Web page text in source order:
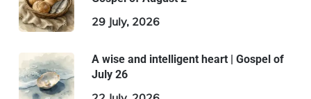
29 July, 2026
A wise and intelligent heart | Gospel of
July 26